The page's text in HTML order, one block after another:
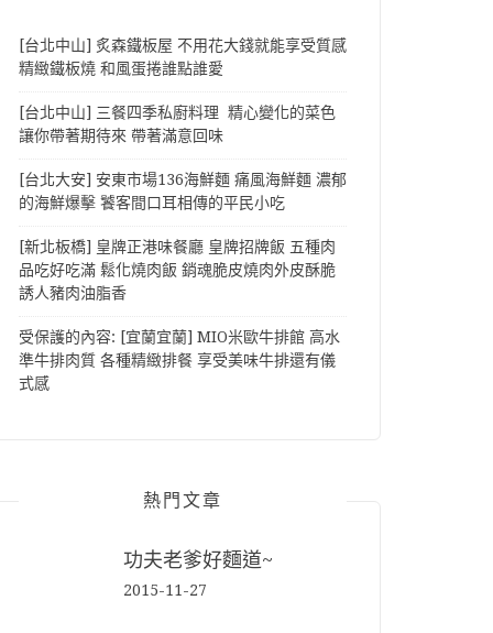
[台北中山] 炙森鐵板屋 不用花大錢就能享受質感
精緻鐵板燒 和風蛋捲誰點誰愛
[台北中山] 三餐四季私廚料理 精心變化的菜色
讓你帶著期待來 帶著滿意回味
[台北大安] 安東市場136海鮮麵 痛風海鮮麵 濃郁
的海鮮爆擊 饕客間口耳相傳的平民小吃
[新北板橋] 皇牌正港味餐廳 皇牌招牌飯 五種肉
品吃好吃滿 鬆化燒肉飯 銷魂脆皮燒肉外皮酥脆
誘人豬肉油脂香
受保護的內容: [宜蘭宜蘭] MIO米歐牛排館 高水
準牛排肉質 各種精緻排餐 享受美味牛排還有儀
式感
熱門文章
功夫老爹好麵道~
2015-11-27